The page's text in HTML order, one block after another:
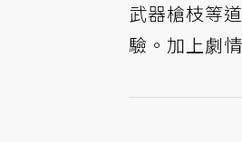
武器槍枝等
驗。加上劇